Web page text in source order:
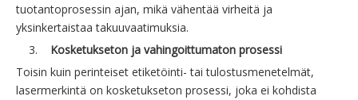
tuotantoprosessin ajan, mikä vähentää virheitä ja
yksinkertaistaa takuuvaatimuksia.
3. Kosketukseton ja vahingoittumaton prosessi
Toisin kuin perinteiset etiketöinti- tai tulostusmenetelmät,
lasermerkintä on kosketukseton prosessi, joka ei kohdista